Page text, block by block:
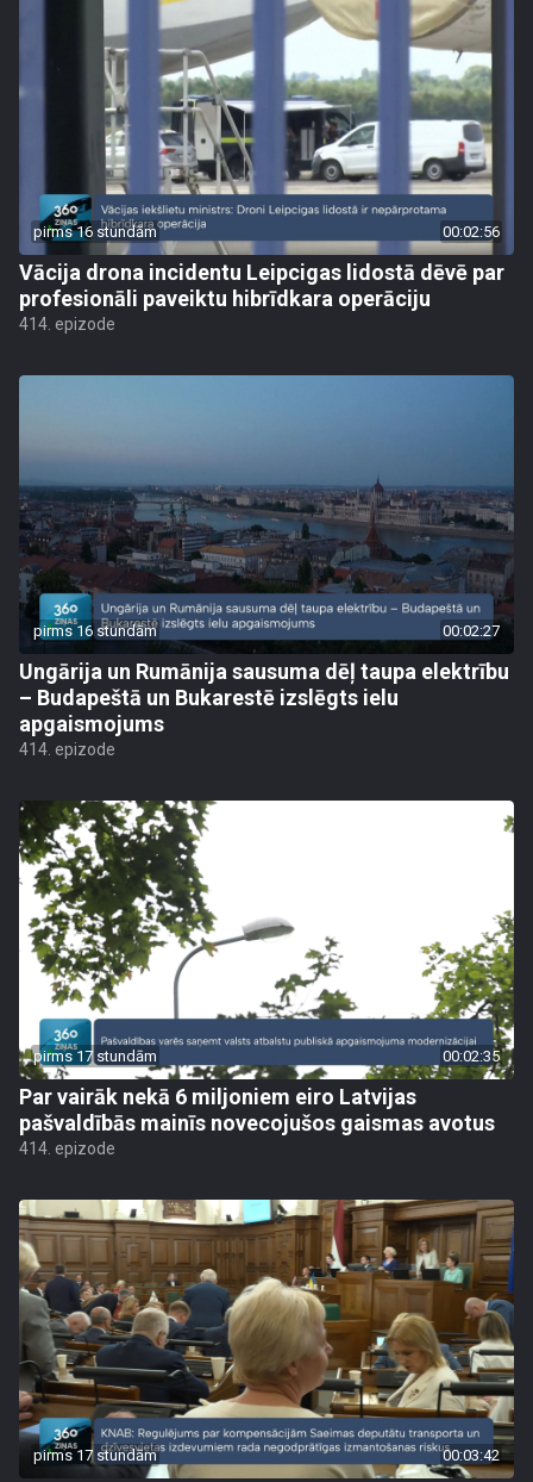
pirms 16 stundām 00:02:56
Vācija drona incidentu Leipcigas lidostā dēvē par
profesionāli paveiktu hibrīdkara operāciju
414. epizode
pirms 16 stundām 00:02:27
Ungārija un Rumānija sausuma dēļ taupa elektrību
– Budapeštā un Bukarestē izslēgts ielu
apgaismojums
414. epizode
pirms 17 stundām 00:02:35
Par vairāk nekā 6 miljoniem eiro Latvijas
pašvaldībās mainīs novecojušos gaismas avotus
414. epizode
pirms 17 stundām 00:03:42